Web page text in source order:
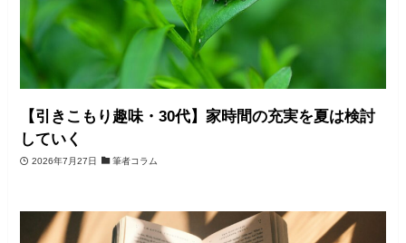
【引きこもり趣味・30代】家時間の充実を夏は検討
していく
2026年7月27日 筆者コラム